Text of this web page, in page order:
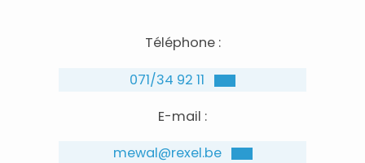
Téléphone :
071/34 92 11
E-mail :
mewal@rexel.be